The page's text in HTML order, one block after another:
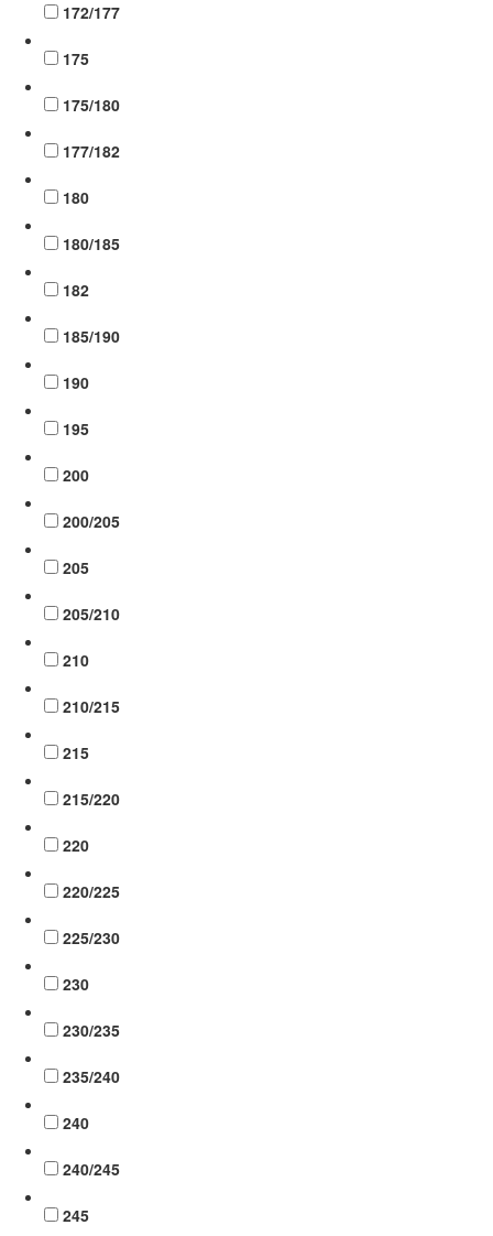
172/177
175
175/180
177/182
180
180/185
182
185/190
190
195
200
200/205
205
205/210
210
210/215
215
215/220
220
220/225
225/230
230
230/235
235/240
240
240/245
245